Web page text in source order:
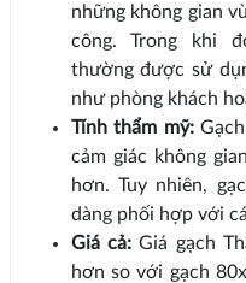
những không gian
công. Trong khi
thường được sử
như phòng khách
Tính thẩm mỹ:Gạch
cảm giác không
hơn. Tuy nhiên,
dàng phối hợp với
Giá cả:Giá gạch
hơn so với gạch